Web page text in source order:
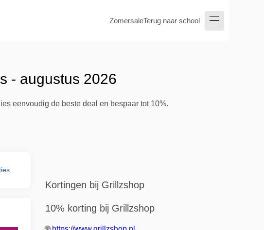
ZomersaleTerug naar school
- augustus 2026
eenvoudig de beste deal en bespaar tot 10%.
Kortingen bij Grillzshop
10% korting bij Grillzshop